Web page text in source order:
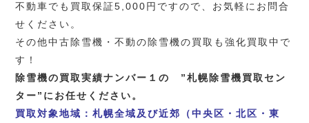
不動車でも買取保証5,000円ですので、お気軽にお問合
せください。
その他中古除雪機・不動の除雪機の買取も強化買取中で
す！
除雪機の買取実績ナンバー１の ”札幌除雪機買取セン
ター”にお任せください。
買取対象地域：札幌全域及び近郊（中央区・北区・東